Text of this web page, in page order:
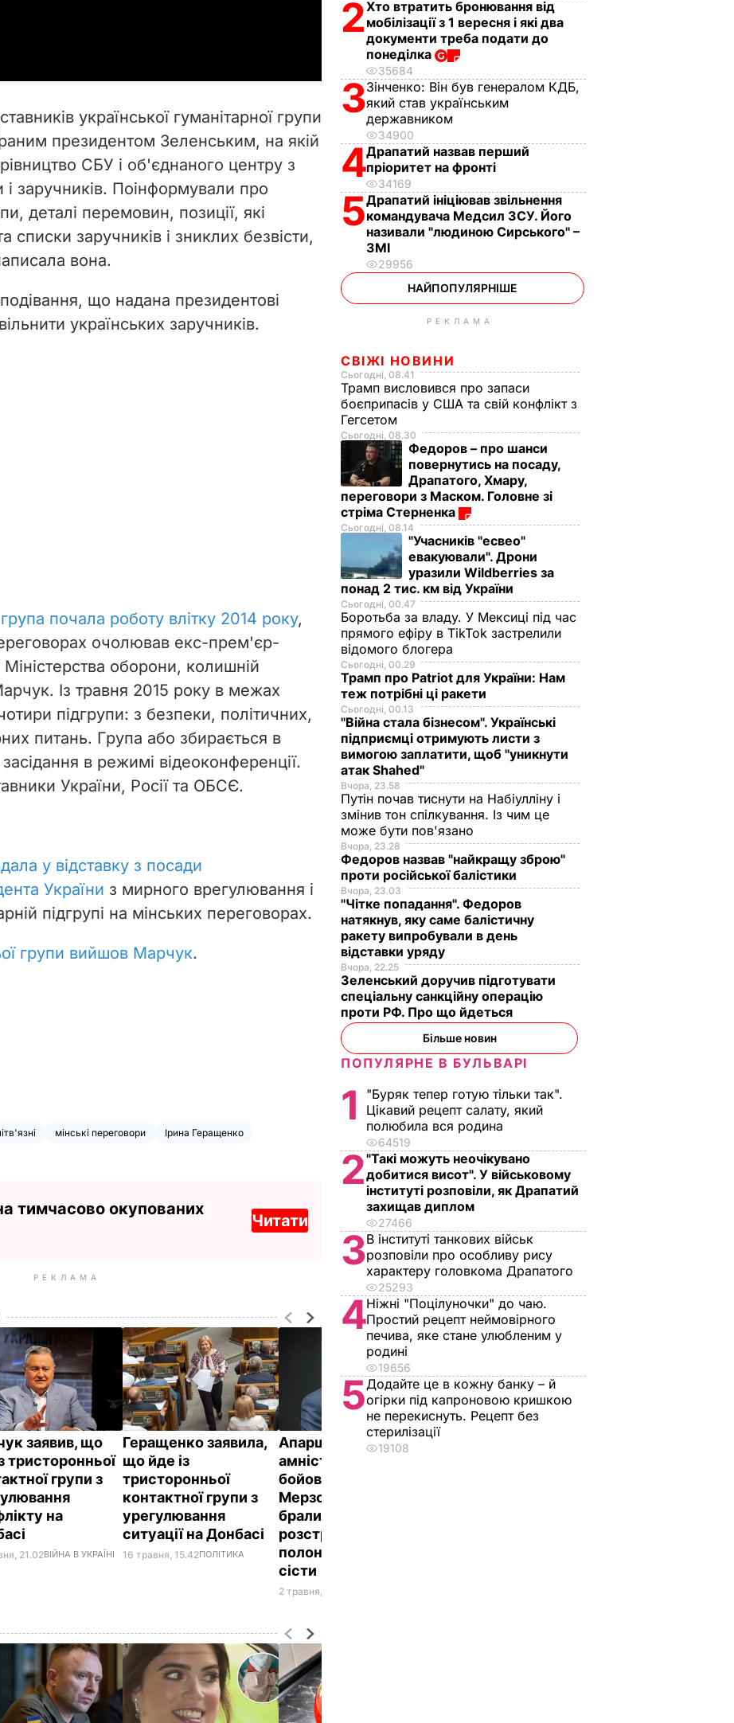
i
d
e
o
української гуманітарної групи
президентом Зеленським, на якій
СБУ і об'єднаного центру з
і заручників. Поінформували про
деталі перемовин, позиції, які
списки заручників і зниклих безвісти,
вона.
що надана президентові
українських заручників.
почала роботу влітку 2014 року,
очолював екс-прем'єр-
оборони, колишній
Із травня 2015 року в межах
підгрупи: з безпеки, політичних,
питань. Група або збирається в
в режимі відеоконференції.
України, Росії та ОБСЄ.
у відставку з посади
України з мирного врегулювання і
підгрупі на мінських переговорах.
групи вийшов Марчук.
мінські переговори
Ірина Геращенко
тимчасово окупованих
Читати
РЕКЛАМА
заявив, що
тристоронньої
групи з
на
21.02ВІЙНА В УКРАЇНІ
Геращенко заявила,
що йде із
тристоронньої
контактної групи з
урегулювання
ситуації на Донбасі
16 травня, 15.42ПОЛІТИКА
Апаршин про
амністію для
бойовиків:
Мерзотники, які
брали участь у
розстрілах наших
полонених, мають
сісти
2 травня, 15.15
2Хто втратить бронювання від
мобілізації з 1 вересня і які два
документи треба подати до
понеділка
35684
3Зінченко: Він був генералом КДБ,
який став українським
державником
34900
4Драпатий назвав перший
пріоритет на фронті
34169
5Драпатий ініціював звільнення
командувача Медсил ЗСУ. Його
називали "людиною Сирського" –
ЗМІ
29956
НАЙПОПУЛЯРНІШЕ
РЕКЛАМА
СВІЖІ НОВИНИ
Сьогодні, 08.41
Трамп висловився про запаси
боєприпасів у США та свій конфлікт з
Гегсетом
Сьогодні, 08.30
Федоров – про шанси
повернутись на посаду,
Драпатого, Хмару,
переговори з Маском. Головне зі
стріма Стерненка
Сьогодні, 08.14
"Учасників "есвео"
евакуювали". Дрони
уразили Wildberries за
понад 2 тис. км від України
Сьогодні, 00.47
Боротьба за владу. У Мексиці під час
прямого ефіру в TikTok застрелили
відомого блогера
Сьогодні, 00.29
Трамп про Patriot для України: Нам
теж потрібні ці ракети
Сьогодні, 00.13
"Війна стала бізнесом". Українські
підприємці отримують листи з
вимогою заплатити, щоб "уникнути
атак Shahed"
Вчора, 23.58
Путін почав тиснути на Набіулліну і
змінив тон спілкування. Із чим це
може бути пов'язано
Вчора, 23.28
Федоров назвав "найкращу зброю"
проти російської балістики
Вчора, 23.03
"Чітке попадання". Федоров
натякнув, яку саме балістичну
ракету випробували в день
відставки уряду
Вчора, 22.25
Зеленський доручив підготувати
спеціальну санкційну операцію
проти РФ. Про що йдеться
Більше новин
ПОПУЛЯРНЕ В БУЛЬВАРІ
1
"Буряк тепер готую тільки так".
Цікавий рецепт салату, який
полюбила вся родина
64519
2"Такі можуть неочікувано
добитися висот". У військовому
інституті розповіли, як Драпатий
захищав диплом
27466
3В інституті танкових військ
розповіли про особливу рису
характеру головкома Драпатого
25293
4Ніжні "Поцілуночки" до чаю.
Простий рецепт неймовірного
печива, яке стане улюбленим у
родині
19656
5Додайте це в кожну банку – й
огірки під капроновою кришкою
не перекиснуть. Рецепт без
стерилізації
19108